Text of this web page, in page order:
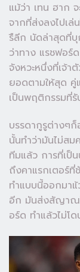
แม้ว่า เทน ฮาก
จากที่ส่งลงไปเล่
รืลีก นัดล่าสุดที่บุ
ว่าทาง แรชฟอร์
จังหวะหนึ่งที่เจ้า
ยอดตามให้สุด คู่
เป็นพฤติกรรมที่รั
บรรดากูรูต่างๆ
นั้นทำว่ามันไม่สม
ทีมแล้ว การที่เป็
ถึงคาแรกเตอร์ที่
ทำแบบนี้ออกมา
อีก มันส่งสัญาณ
อร์ด ทำแล้วไม่โ